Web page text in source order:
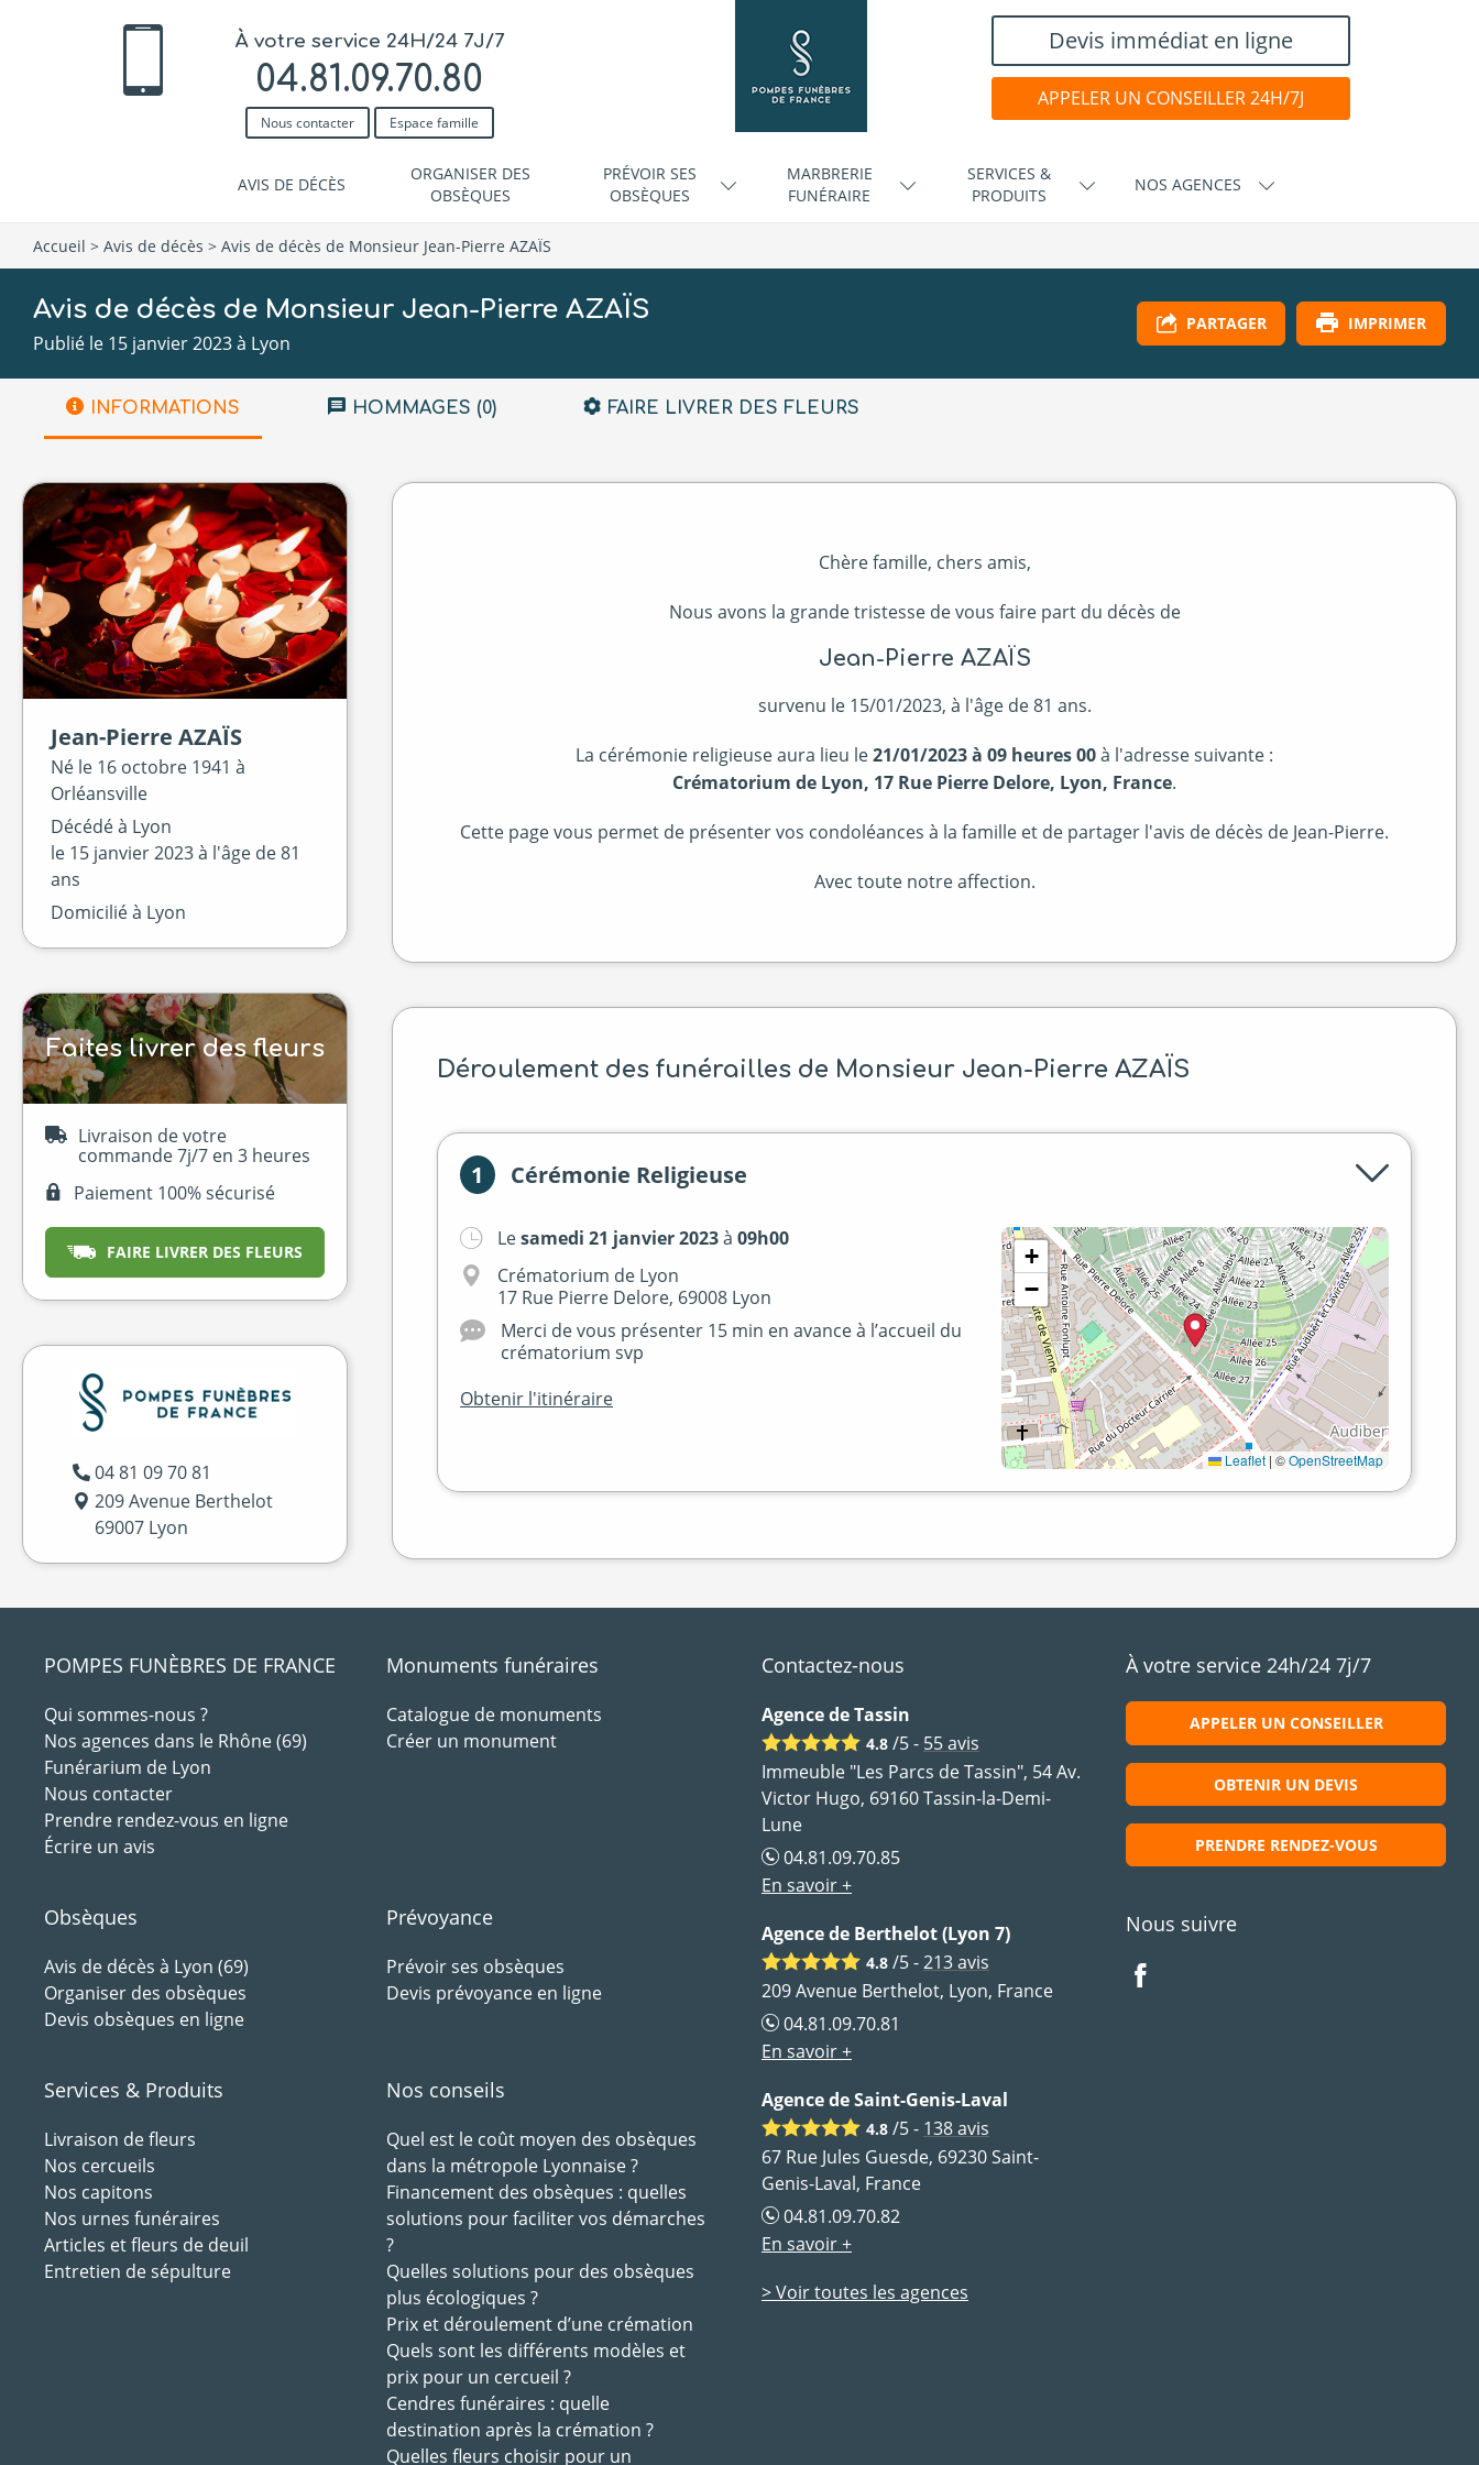
À votre service 24H/24 7J/7
04.81.09.70.80
Nous contacter Espace famille
Devis immédiat en ligne
APPELER UN CONSEILLER 24H/7J
AVIS DE DÉCÈS
ORGANISER DES
OBSÈQUES
PRÉVOIR SES
OBSÈQUES
MARBRERIE
FUNÉRAIRE
SERVICES &
PRODUITS
NOS AGENCES
Accueil > Avis de décès > Avis de décès de Monsieur Jean-Pierre AZAÏS
Avis de décès de Monsieur Jean-Pierre AZAÏS
Publié le 15 janvier 2023 à Lyon
PARTAGER IMPRIMER
INFORMATIONS HOMMAGES (0) FAIRE LIVRER DES FLEURS
Jean-Pierre AZAÏS
Né le 16 octobre 1941 à
Orléansville
Décédé à Lyon
le 15 janvier 2023à l'âge de 81
ans
Domicilié à Lyon
Faites livrer des fleurs
Livraison de votre
commande 7j/7 en 3 heures
Paiement 100% sécurisé
FAIRE LIVRER DES FLEURS
04 81 09 70 81
209 Avenue Berthelot
69007 Lyon
Chère famille, chers amis,
Nous avons la grande tristesse de vous faire part du décès de
Jean-Pierre AZAÏS
survenu le 15/01/2023, à l'âge de 81 ans.
La cérémonie religieuse aura lieu le21/01/2023 à 09 heures 00à l'adresse suivante :
Crématorium de Lyon, 17 Rue Pierre Delore, Lyon, France.
Cette page vous permet de présenter vos condoléances à la famille et de partager l'avis de décès de Jean-Pierre.
Avec toute notre affection.
Déroulement des funérailles de Monsieur Jean-Pierre AZAÏS
1 Cérémonie Religieuse
Lesamedi 21 janvier 2023à 09h00
Crématorium de Lyon
17 Rue Pierre Delore, 69008 Lyon
Merci de vous présenter 15 min en avance à l’accueil du
crématorium svp
Obtenir l'itinéraire
+
−
Leaflet| ©OpenStreetMap
POMPES FUNÈBRES DE FRANCE
Qui sommes-nous ?
Nos agences dans le Rhône (69)
Funérarium de Lyon
Nous contacter
Prendre rendez-vous en ligne
Écrire un avis
Monuments funéraires
Catalogue de monuments
Créer un monument
Obsèques
Avis de décès à Lyon (69)
Organiser des obsèques
Devis obsèques en ligne
Prévoyance
Prévoir ses obsèques
Devis prévoyance en ligne
Services & Produits
Livraison de fleurs
Nos cercueils
Nos capitons
Nos urnes funéraires
Articles et fleurs de deuil
Entretien de sépulture
Nos conseils
Quel est le coût moyen des obsèques
dans la métropole Lyonnaise ?
Financement des obsèques : quelles
solutions pour faciliter vos démarches
?
Quelles solutions pour des obsèques
plus écologiques ?
Prix et déroulement d’une crémation
Quels sont les différents modèles et
prix pour un cercueil ?
Cendres funéraires : quelle
destination après la crémation ?
Quelles fleurs choisir pour un
Contactez-nous
Agence de Tassin
4.8 /5 - 55avis
Immeuble "Les Parcs de Tassin", 54 Av.
Victor Hugo, 69160 Tassin-la-Demi-
Lune
04.81.09.70.85
En savoir +
Agence de Berthelot (Lyon 7)
4.8 /5 -213avis
209 Avenue Berthelot, Lyon, France
04.81.09.70.81
En savoir +
Agence de Saint-Genis-Laval
4.8 /5 - 138avis
67 Rue Jules Guesde, 69230 Saint-
Genis-Laval, France
04.81.09.70.82
En savoir +
> Voir toutes les agences
À votre service 24h/24 7j/7
APPELER UN CONSEILLER
OBTENIR UN DEVIS
PRENDRE RENDEZ-VOUS
Nous suivre